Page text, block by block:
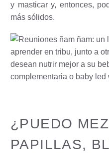
y masticar y, entonces,
más sólidos.
¿PUEDO
PAPILLAS,